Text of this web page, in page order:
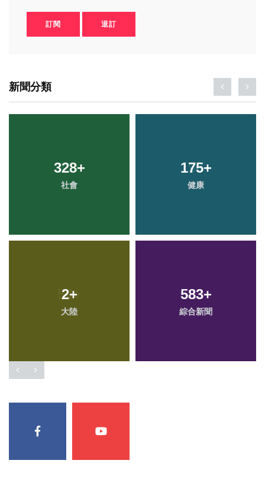
訂閱 退訂
新聞分類
328+
社會
175+
健康
2+
大陸
583+
綜合新聞